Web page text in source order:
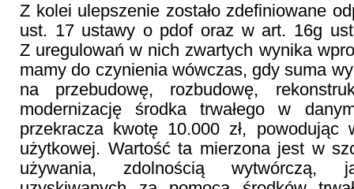
Z kolei ulepszenie zostało zdefiniowane
ust. 17 ustawy o pdof oraz w art. 16g
Z uregulowań w nich zwartych wynika
mamy do czynienia wówczas, gdy suma
na przebudowę, rozbudowę,
modernizację środka trwałego w
przekracza kwotę 10.000 zł, powodując
użytkowej. Wartość ta mierzona jest w
używania, zdolnością wytwórczą,